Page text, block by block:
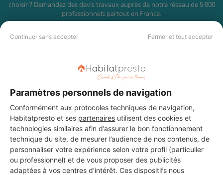
Continuer sans accepter Fermer et tout accepter
Paramètres personnels de navigation
Conformément aux protocoles techniques de navigation,
Habitatpresto et ses partenaires utilisent des cookies et
technologies similaires afin d’assurer le bon fonctionnement
technique du site, de mesurer l’audience de nos contenus, de
personnaliser votre expérience selon votre profil (particulier
ou professionnel) et de vous proposer des publicités
adaptées à vos centres d’intérêt. Ces dispositifs nous
choisir ? Demandez des devis travaux auprès de notre réseau de 5 000
professionnels partout en France.
DEMANDER UN DEVIS